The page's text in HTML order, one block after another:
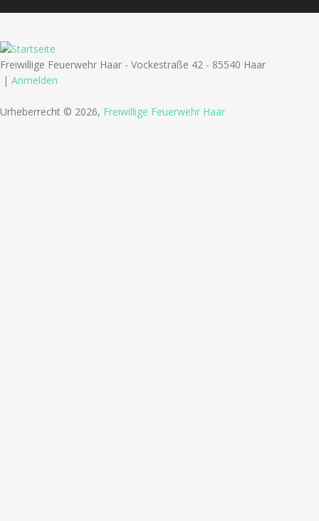
Freiwillige Feuerwehr Haar - Vockestraße 42 - 85540 Haar
| Anmelden
Urheberrecht © 2026, Freiwillige Feuerwehr Haar